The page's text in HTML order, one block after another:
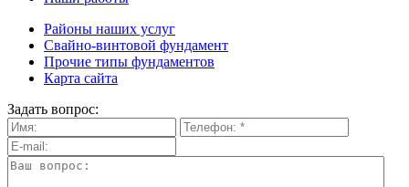
Районы наших услуг
Свайно-винтовой фундамент
Прочие типы фундаментов
Карта сайта
Задать вопрос: